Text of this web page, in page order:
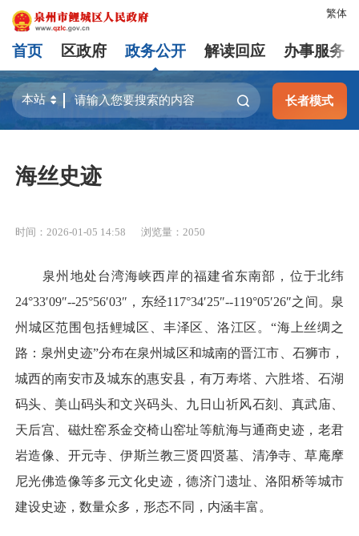
繁体
首页 区政府 政务公开 解读回应 办事服务
长者模式
海丝史迹
时间：2026-01-05 14:58 浏览量： 2050
泉州地处台湾海峡西岸的福建省东南部，位于北纬
24°33′09″--25°56′03″，东经117°34′25″--119°05′26″之间。泉
州城区范围包括鲤城区、丰泽区、洛江区。“海上丝绸之
路：泉州史迹”分布在泉州城区和城南的晋江市、石狮市，
城西的南安市及城东的惠安县，有万寿塔、六胜塔、石湖
码头、美山码头和文兴码头、九日山祈风石刻、真武庙、
天后宫、磁灶窑系金交椅山窑址等航海与通商史迹，老君
岩造像、开元寺、伊斯兰教三贤四贤墓、清净寺、草庵摩
尼光佛造像等多元文化史迹，德济门遗址、洛阳桥等城市
建设史迹，数量众多，形态不同，内涵丰富。